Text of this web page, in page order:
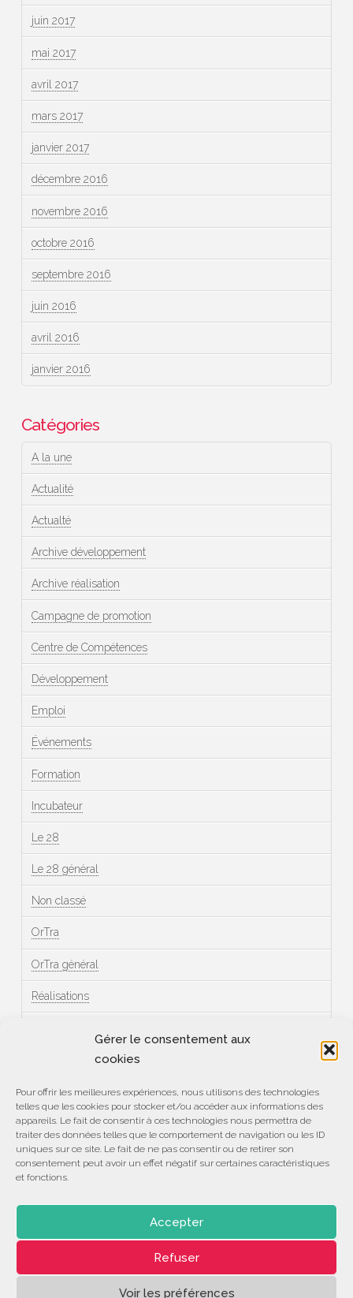
Gérer le consentement aux
cookies
Pour offrir les meilleures expériences, nous utilisons des technologies
telles que les cookies pour stocker et/ou accéder aux informations des
appareils. Le fait de consentir à ces technologies nous permettra de
traiter des données telles que le comportement de navigation ou les ID
uniques sur ce site. Le fait de ne pas consentir ou de retirer son
consentement peut avoir un effet négatif sur certaines caractéristiques
et fonctions.
Accepter
Refuser
Voir les préférences
juin 2017
mai 2017
avril 2017
mars 2017
janvier 2017
décembre 2016
novembre 2016
octobre 2016
septembre 2016
juin 2016
avril 2016
janvier 2016
Catégories
A la une
Actualité
Actualté
Archive développement
Archive réalisation
Campagne de promotion
Centre de Compétences
Développement
Emploi
Événements
Formation
Incubateur
Le 28
Le 28 général
Non classé
OrTra
OrTra général
Réalisations
Connexion
Flux des publications
Flux des commentaires
ASSOCIATION
CENTRE DE COMPÉTENCES
DÉVELOPPEMENT
LE 28